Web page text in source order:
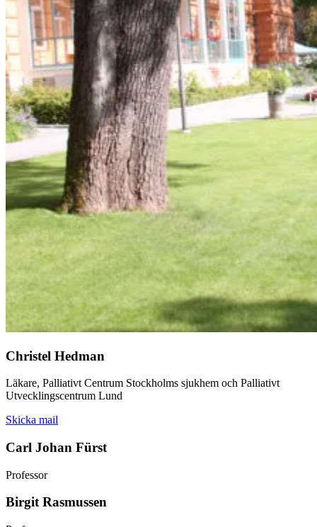
Christel Hedman
Läkare, Palliativt Centrum Stockholms sjukhem och Palliativt
Utvecklingscentrum Lund
Skicka mail
Carl Johan Fürst
Professor
Birgit Rasmussen